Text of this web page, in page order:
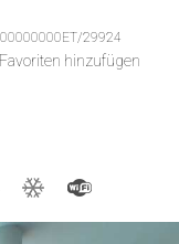
29924
hinzufügen